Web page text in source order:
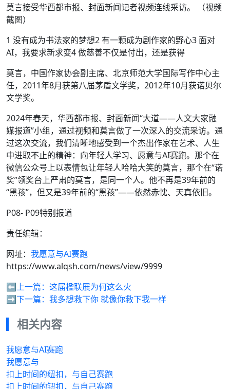
莫言接受华西都市报、封面新闻记者视频连线采访。 （视频
截图）
1 没有成为书法家的梦想2 有一颗成为剧作家的野心3 面对
AI，我要求新求变4 做慈善不仅是付出，还是获得
莫言，中国作家协会副主席、北京师范大学国际写作中心主
任，2011年8月获第八届茅盾文学奖，2012年10月获诺贝尔
文学奖。
2024年春天，华西都市报、封面新闻“大道——人文大家融
媒报道”小组，通过视频和莫言做了一次深入的交流采访。通
过这次交流，我们清晰地感受到一个杰出作家在艺术、人生
中进取不止的精神：向年轻人学习、愿意与AI赛跑。那个在
微信公众号上以表情包让年轻人哈哈大笑的莫言，那个在“诺
奖”领奖台上严肃的莫言，是同一个人。他不再是39年前的
“黑孩”，但又是39年前的“黑孩”——依然赤忱、天真依旧。
P08- P09特别报道
责任编辑：
网址： 我愿意与AI赛跑
https://www.alqsh.com/news/view/9999
⬅️上一篇： 这届楹联展为何这么火
➡️下一篇： 我多想救下你 就像你救下我一样
相关内容
我愿意与AI赛跑
我愿意与
扣上时间的纽扣，与自己赛跑
扣上时间的钮扣，与自己赛跑